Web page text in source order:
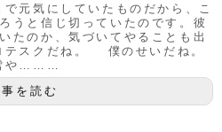
元気にしていたものだから、こ
うと信じ切っていたのです。彼
たのか、気づいてやることも出
スクだね。 僕のせいだね。
や………
を読む